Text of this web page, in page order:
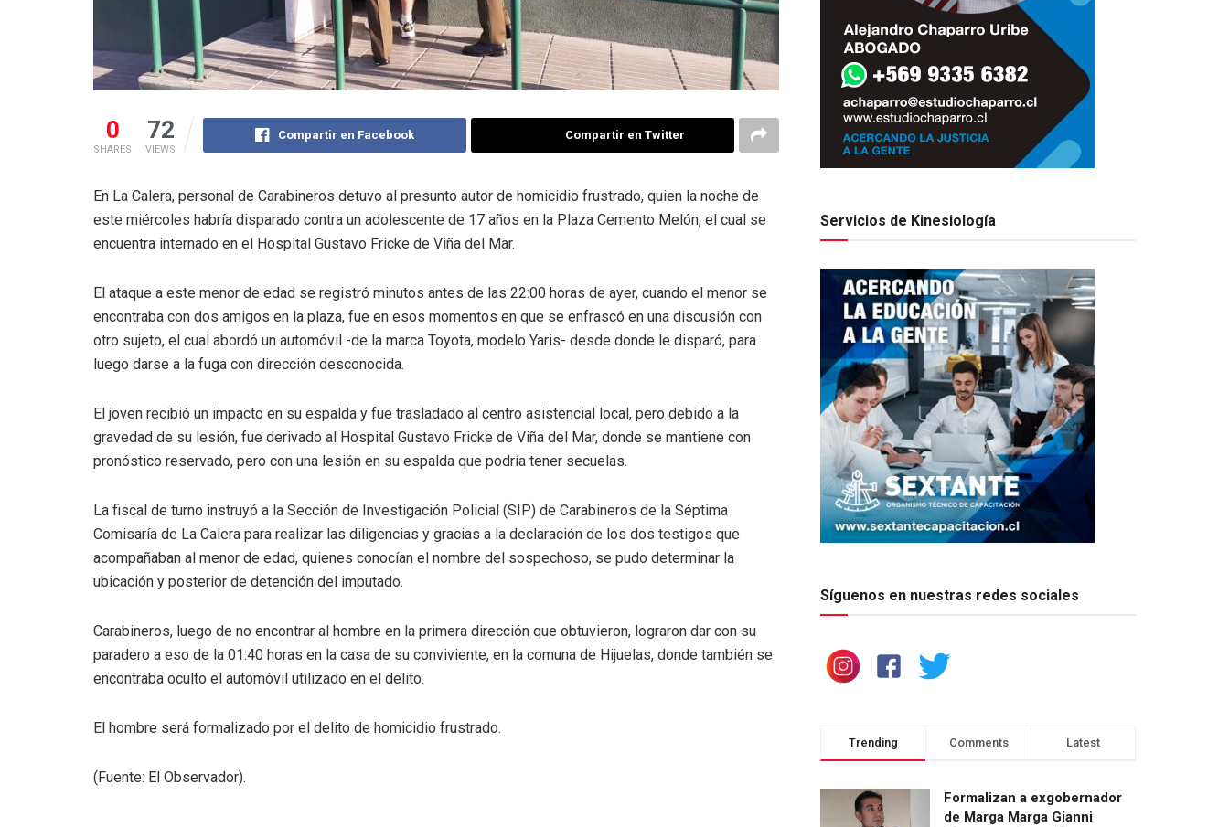
0
SHARES
72
VIEWS
Compartir en Facebook Compartir en Twitter
En La Calera, personal de Carabineros detuvo al presunto autor de homicidio frustrado, quien la noche de
este miércoles habría disparado contra un adolescente de 17 años en la Plaza Cemento Melón, el cual se
encuentra internado en el Hospital Gustavo Fricke de Viña del Mar.
El ataque a este menor de edad se registró minutos antes de las 22:00 horas de ayer, cuando el menor se
encontraba con dos amigos en la plaza, fue en esos momentos en que se enfrascó en una discusión con
otro sujeto, el cual abordó un automóvil -de la marca Toyota, modelo Yaris- desde donde le disparó, para
luego darse a la fuga con dirección desconocida.
El joven recibió un impacto en su espalda y fue trasladado al centro asistencial local, pero debido a la
gravedad de su lesión, fue derivado al Hospital Gustavo Fricke de Viña del Mar, donde se mantiene con
pronóstico reservado, pero con una lesión en su espalda que podría tener secuelas.
La fiscal de turno instruyó a la Sección de Investigación Policial (SIP) de Carabineros de la Séptima
Comisaría de La Calera para realizar las diligencias y gracias a la declaración de los dos testigos que
acompañaban al menor de edad, quienes conocían el nombre del sospechoso, se pudo determinar la
ubicación y posterior de detención del imputado.
Carabineros, luego de no encontrar al hombre en la primera dirección que obtuvieron, lograron dar con su
paradero a eso de la 01:40 horas en la casa de su conviviente, en la comuna de Hijuelas, donde también se
encontraba oculto el automóvil utilizado en el delito.
El hombre será formalizado por el delito de homicidio frustrado.
(Fuente: El Observador).
Servicios de Kinesiología
Síguenos en nuestras redes sociales
Trending Comments Latest
Formalizan a exgobernador
de Marga Marga Gianni